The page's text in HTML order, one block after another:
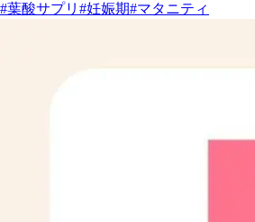
#葉酸サプリ #妊娠期#マタニティ